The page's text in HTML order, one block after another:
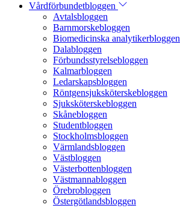
Vårdförbundetbloggen
Avtalsbloggen
Barnmorskebloggen
Biomedicinska analytikerbloggen
Dalabloggen
Förbundsstyrelsebloggen
Kalmarbloggen
Ledarskapsbloggen
Röntgensjuksköterskebloggen
Sjuksköterskebloggen
Skånebloggen
Studentbloggen
Stockholmsbloggen
Värmlandsbloggen
Västbloggen
Västerbottenbloggen
Västmannabloggen
Örebrobloggen
Östergötlandsbloggen